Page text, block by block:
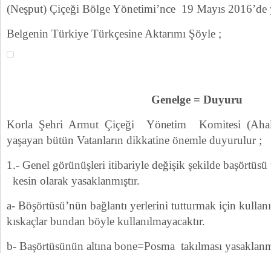
(Neşput) Çiçeği Bölge Yönetimi’nce 19 Mayıs 2016’de
Belgenin Türkiye Türkçesine Aktarımı Şöyle ;
Genelge = Duyuru
Korla Şehri Armut Çiçeği Yönetim Komitesi
yaşayan bütün Vatanların dikkatine önemle duyurulur ;
1.- Genel görünüşleri itibariyle değişik şekilde başörtüsü
kesin olarak yasaklanmıştır.
a- Böşörtüsü’nün bağlantı yerlerini tutturmak için
kıskaçlar bundan böyle kullanılmayacaktır.
b- Başörtüsünün altına bone=Posma takılması